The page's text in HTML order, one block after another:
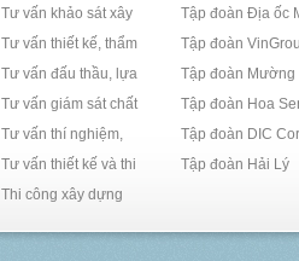
án đầu tư xây dựng
Tư vấn khảo sát xây
dựng công trình
Tư vấn thiết kế, thẩm
tra thiết kế, dự toán xây
dựng
Tư vấn đấu thầu, lựa
chọn nhà thầu xây
dựng
Tư vấn giám sát chất
lượng công trình xây
dựng
Tư vấn thí nghiệm,
kiểm định chất lượng
công trình
Tư vấn thiết kế và thi
công kiến trúc nội
Thi công xây dựng
Lộc
Tập đoàn Địa ốc
Hùng
Tập đoàn
Tập đoàn Mường
Thanh
Tập đoàn Hoa
Tập đoàn DIC
Tập đoàn Hải Lý